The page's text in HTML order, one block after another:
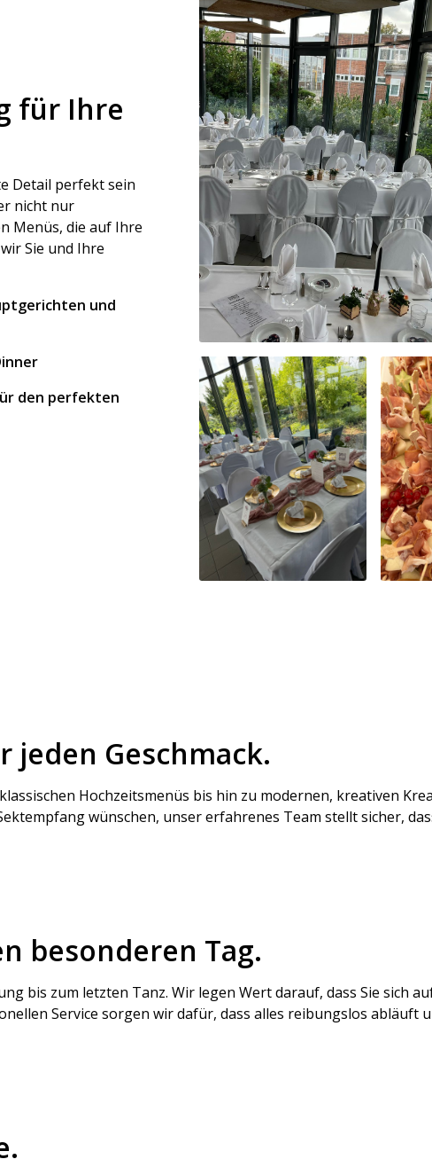
für Ihre
Detail perfekt sein
nicht nur
Menüs, die auf Ihre
Sie und Ihre
und
den perfekten
Geschmack.
Hochzeitsmenüs bis hin zu modernen, kreativen
wünschen, unser erfahrenes Team stellt sicher,
besonderen Tag.
bis zum letzten Tanz. Wir legen Wert darauf, dass Sie sich
Service sorgen wir dafür, dass alles reibungslos abläuft